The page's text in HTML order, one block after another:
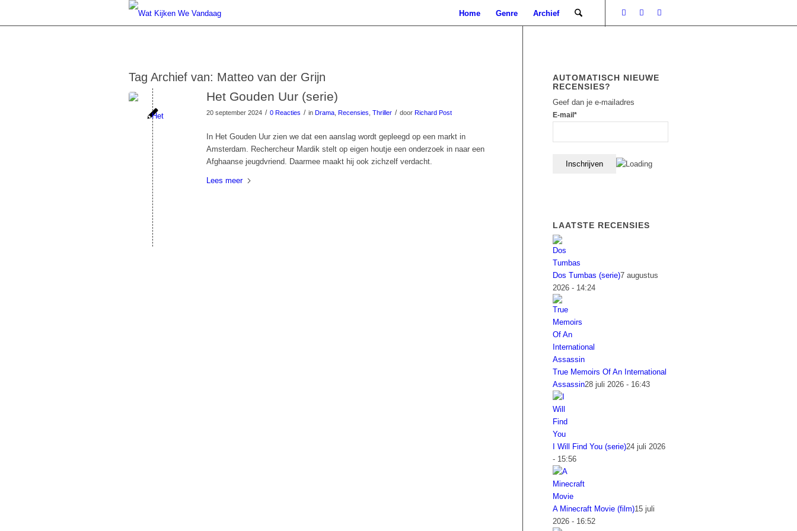
Home Genre Archief
Tag Archief van: Matteo van der Grijn
Het Gouden Uur (serie)
20 september 2024 / 0 Reacties / in Drama Recensies Thriller / door Richard Post
In Het Gouden Uur zien we dat een aanslag wordt gepleegd op een markt in
Amsterdam. Rechercheur Mardik stelt op eigen houtje een onderzoek in naar een
Afghaanse jeugdvriend. Daarmee maakt hij ook zichzelf verdacht.
Lees meer
AUTOMATISCH NIEUWE
RECENSIES?
Geef dan je e-mailadres
E-mail*
LAATSTE RECENSIES
Dos Tumbas (serie)7 augustus
2026 - 14:24
True Memoirs Of An International
Assassin28 juli 2026 - 16:43
I Will Find You (serie)24 juli 2026
- 15:56
A Minecraft Movie (film)15 juli
2026 - 16:52